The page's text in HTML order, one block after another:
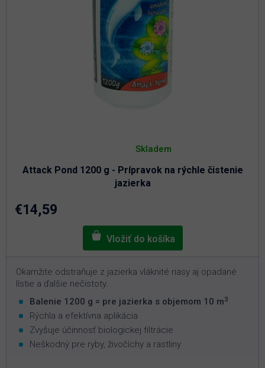
Attack Pond 1200 g - Prípravok na rýchle čistenie
jazierka
hodnotenie
5,0
z
5
Skladem
€14,59
Okamžite odstraňuje z jazierka vláknité riasy aj opadané
lístie a ďalšie nečistoty.
Balenie 1200 g = pre jazierka s objemom 10 m3
Rýchla a efektívna aplikácia
Zvyšuje účinnosť biologickej filtrácie
Neškodný pre ryby, živočíchy a rastliny